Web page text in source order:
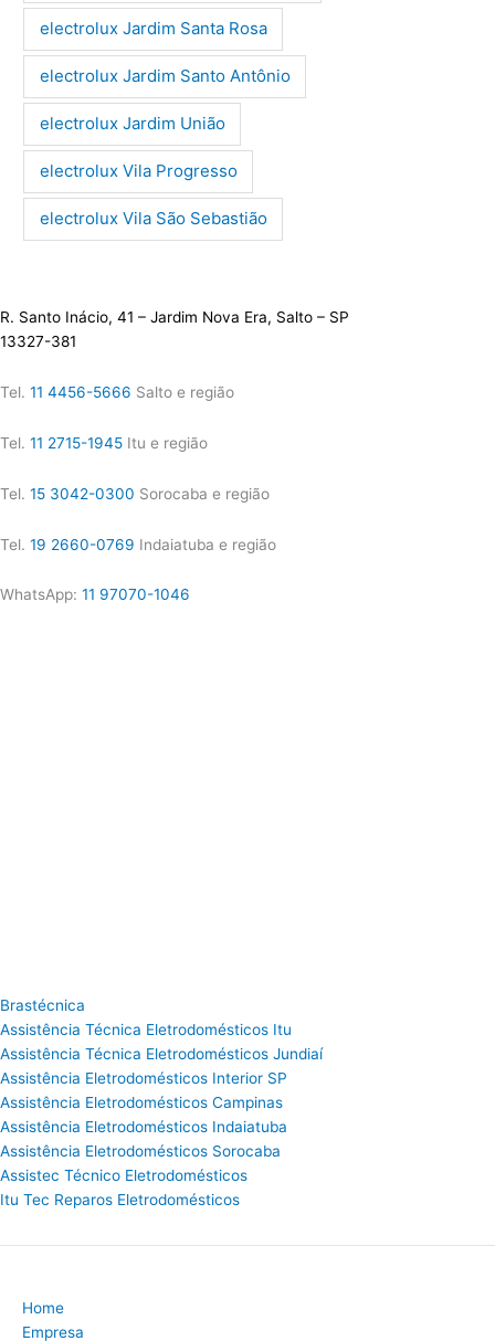
electrolux Jardim Santa Rosa
electrolux Jardim Santo Antônio
electrolux Jardim União
electrolux Vila Progresso
electrolux Vila São Sebastião
R. Santo Inácio, 41 – Jardim Nova Era, Salto – SP
13327-381
Tel. 11 4456-5666 Salto e região
Tel. 11 2715-1945 Itu e região
Tel. 15 3042-0300 Sorocaba e região
Tel. 19 2660-0769 Indaiatuba e região
WhatsApp: 11 97070-1046
Brastécnica
Assistência Técnica Eletrodomésticos Itu
Assistência Técnica Eletrodomésticos Jundiaí
Assistência Eletrodomésticos Interior SP
Assistência Eletrodomésticos Campinas
Assistência Eletrodomésticos Indaiatuba
Assistência Eletrodomésticos Sorocaba
Assistec Técnico Eletrodomésticos
Itu Tec Reparos Eletrodomésticos
Home
Empresa